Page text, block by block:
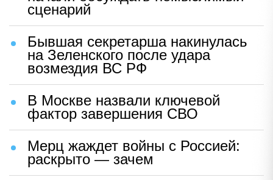
сценарий
Бывшая секретарша накинулась
на Зеленского после удара
возмездия ВС РФ
В Москве назвали ключевой
фактор завершения СВО
Мерц жаждет войны с Россией:
раскрыто — зачем